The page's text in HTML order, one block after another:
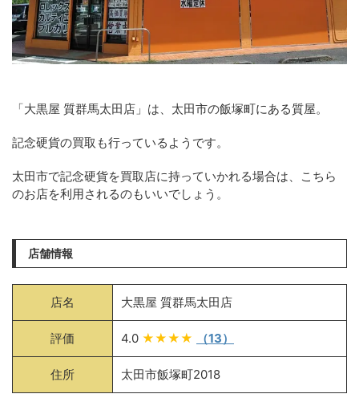
「大黒屋 質群馬太田店」は、太田市の飯塚町にある質屋。
記念硬貨の買取も行っているようです。
太田市で記念硬貨を買取店に持っていかれる場合は、こちら
のお店を利用されるのもいいでしょう。
店舗情報
店名 大黒屋 質群馬太田店
評価 4.0 ★★★★ （13）
住所 太田市飯塚町2018